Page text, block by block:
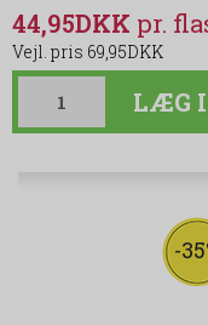
44,95DKK
69,95DKK
LÆG
-